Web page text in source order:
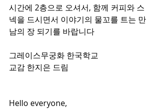
시간에 2층으로 오셔서, 함께 커피와 스
넥을 드시면서 이야기의 물꼬를 트는 만
남의 장 되기를 바랍니다
그레이스무궁화 한국학교
교감 한지은 드림
Hello everyone,